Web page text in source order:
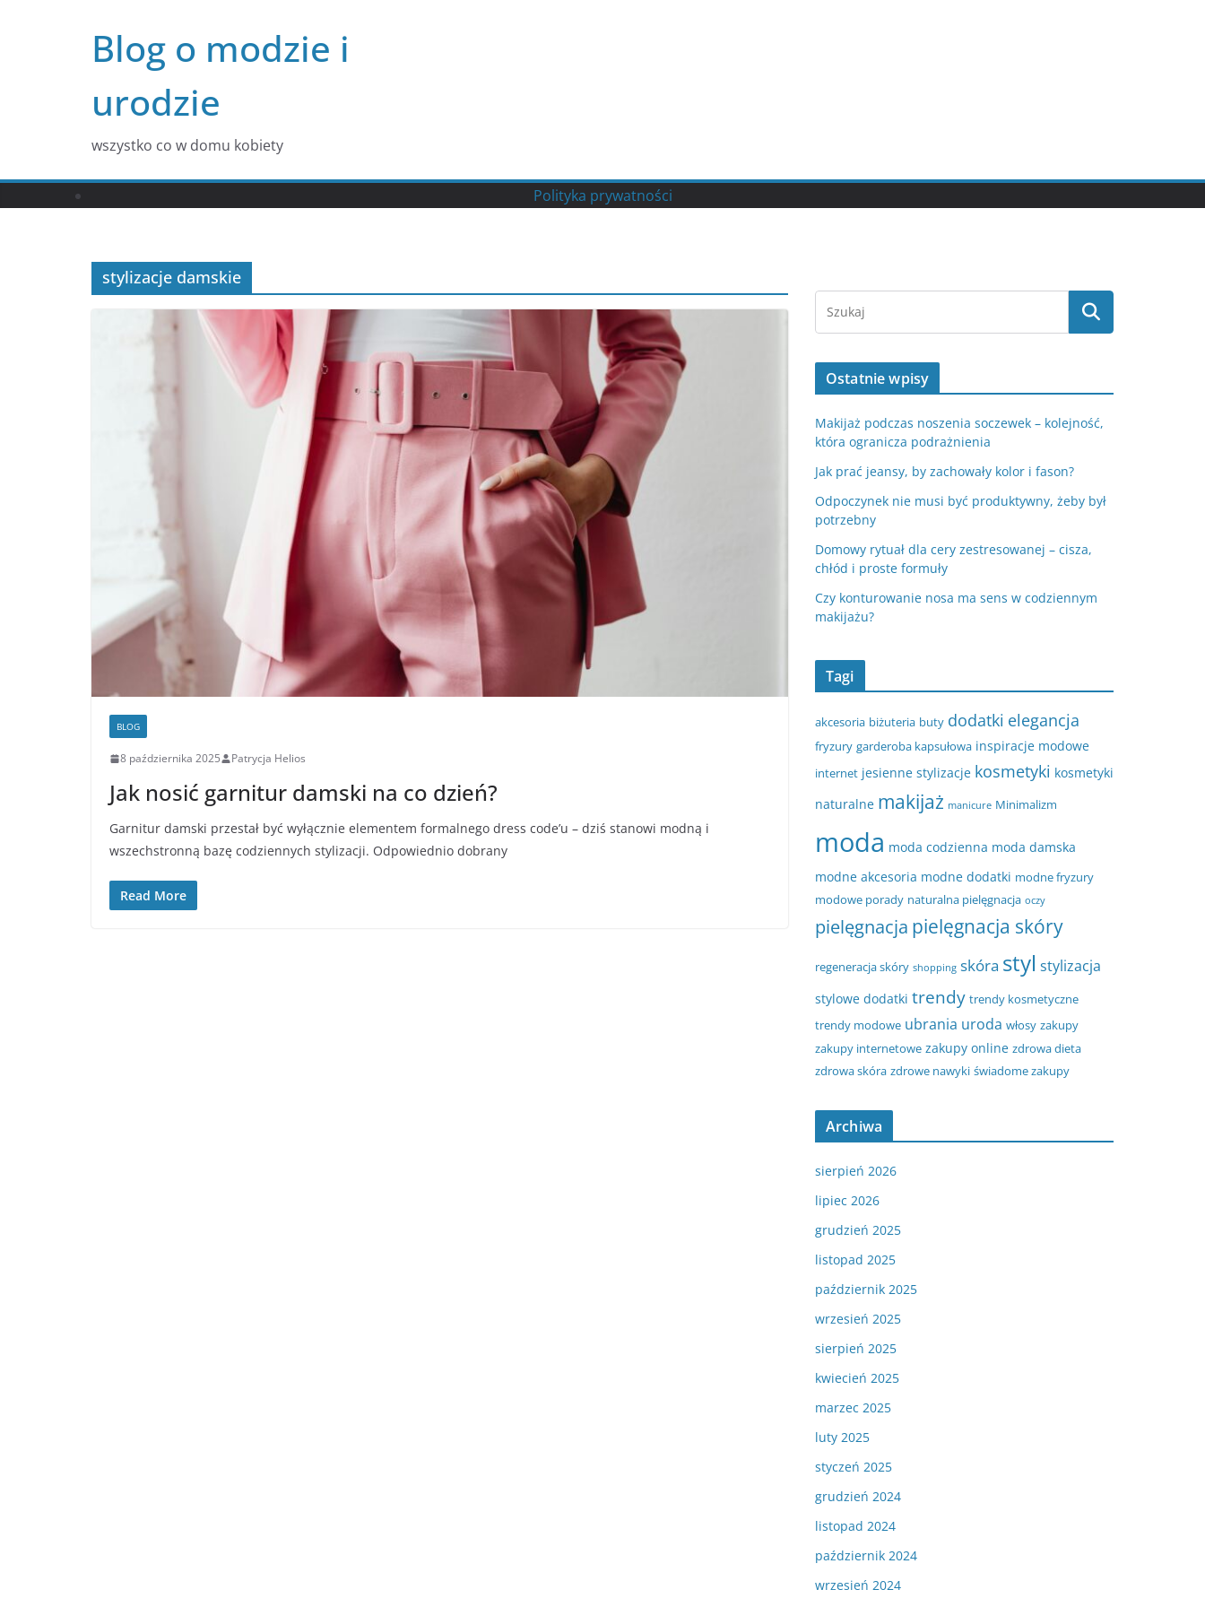
Blog o modzie i
urodzie
wszystko co w domu kobiety
Polityka prywatności
stylizacje damskie
BLOG
8 października 2025 Patrycja Helios
Jak nosić garnitur damski na co dzień?
Garnitur damski przestał być wyłącznie elementem formalnego dress code’u – dziś stanowi modną i
wszechstronną bazę codziennych stylizacji. Odpowiednio dobrany
Read More
Ostatnie wpisy
Makijaż podczas noszenia soczewek – kolejność,
która ogranicza podrażnienia
Jak prać jeansy, by zachowały kolor i fason?
Odpoczynek nie musi być produktywny, żeby był
potrzebny
Domowy rytuał dla cery zestresowanej – cisza,
chłód i proste formuły
Czy konturowanie nosa ma sens w codziennym
makijażu?
Tagi
akcesoria biżuteria buty dodatki elegancja
fryzury garderoba kapsułowa inspiracje modowe
internet jesienne stylizacje kosmetyki kosmetyki
naturalne makijaż manicure Minimalizm
moda moda codzienna moda damska
modne akcesoria modne dodatki modne fryzury
modowe porady naturalna pielęgnacja oczy
pielęgnacja pielęgnacja skóry
regeneracja skóry shopping skóra styl stylizacja
stylowe dodatki trendy trendy kosmetyczne
trendy modowe ubrania uroda włosy zakupy
zakupy internetowe zakupy online zdrowa dieta
zdrowa skóra zdrowe nawyki świadome zakupy
Archiwa
sierpień 2026
lipiec 2026
grudzień 2025
listopad 2025
październik 2025
wrzesień 2025
sierpień 2025
kwiecień 2025
marzec 2025
luty 2025
styczeń 2025
grudzień 2024
listopad 2024
październik 2024
wrzesień 2024